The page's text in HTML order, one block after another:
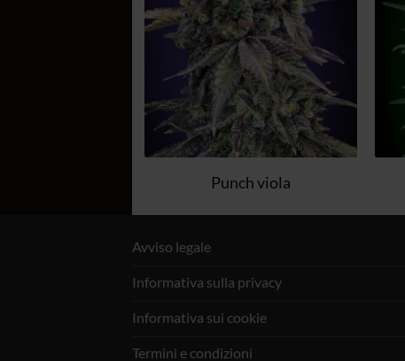
Punch viola
Avviso legale
Informativa sulla privacy
Informativa sui cookie
Termini e condizioni